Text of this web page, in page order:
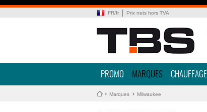
FR/fr Prix nets hors TVA
PROMO MARQUES CHAUFFAGE
Marques Milwaukee